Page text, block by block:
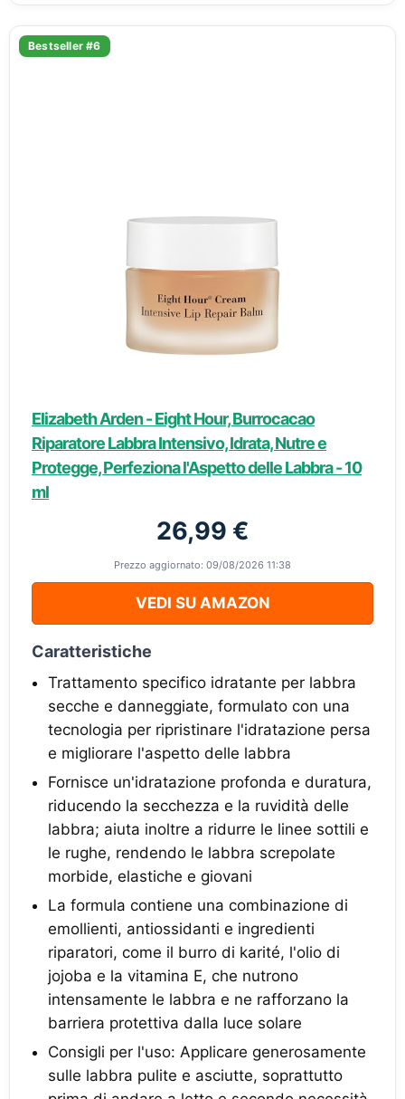
Bestseller #6
Elizabeth Arden - Eight Hour, Burrocacao
Riparatore Labbra Intensivo, Idrata, Nutre e
Protegge, Perfeziona l'Aspetto delle Labbra - 10
ml
26,99 €
Prezzo aggiornato: 09/08/2026 11:38
VEDI SU AMAZON
Caratteristiche
Trattamento specifico idratante per labbra
secche e danneggiate, formulato con una
tecnologia per ripristinare l'idratazione persa
e migliorare l'aspetto delle labbra
Fornisce un'idratazione profonda e duratura,
riducendo la secchezza e la ruvidità delle
labbra; aiuta inoltre a ridurre le linee sottili e
le rughe, rendendo le labbra screpolate
morbide, elastiche e giovani
La formula contiene una combinazione di
emollienti, antiossidanti e ingredienti
riparatori, come il burro di karité, l'olio di
jojoba e la vitamina E, che nutrono
intensamente le labbra e ne rafforzano la
barriera protettiva dalla luce solare
Consigli per l'uso: Applicare generosamente
sulle labbra pulite e asciutte, soprattutto